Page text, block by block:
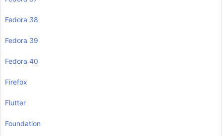
Fedora 38
Fedora 39
Fedora 40
Firefox
Flutter
Foundation